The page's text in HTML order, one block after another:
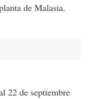
de Malasia.
22 de septiembre